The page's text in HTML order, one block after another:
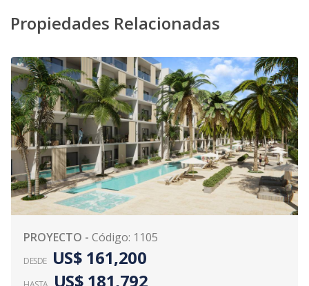
Propiedades Relacionadas
PROYECTO - Código: 1105
DESDE US$ 161,200
US$ 181,792